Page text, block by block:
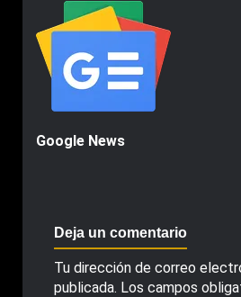
Google News
Deja un comentario
Tu dirección de correo
publicada. Los campos